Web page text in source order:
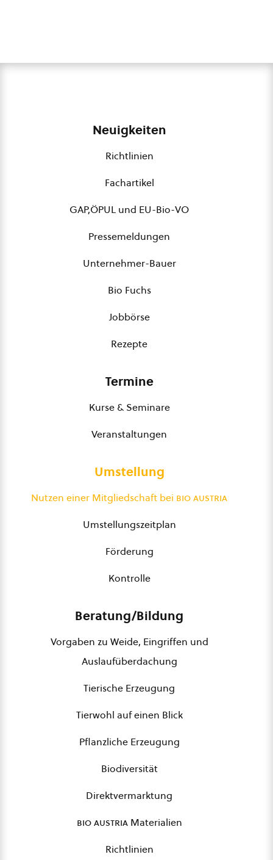
Neuigkeiten
Richtlinien
Fachartikel
GAP,ÖPUL und EU-Bio-VO
Pressemeldungen
Unternehmer-Bauer
Bio Fuchs
Jobbörse
Rezepte
Termine
Kurse & Seminare
Veranstaltungen
Umstellung
Nutzen einer Mitgliedschaft bei bio austria
Umstellungszeitplan
Förderung
Kontrolle
Beratung/Bildung
Vorgaben zu Weide, Eingriffen und
Auslaufüberdachung
Tierische Erzeugung
Tierwohl auf einen Blick
Pflanzliche Erzeugung
Biodiversität
Direktvermarktung
bio austriaMaterialien
Richtlinien